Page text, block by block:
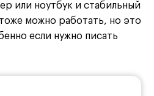
или ноутбук и стабильный
можно работать, но это
если нужно писать